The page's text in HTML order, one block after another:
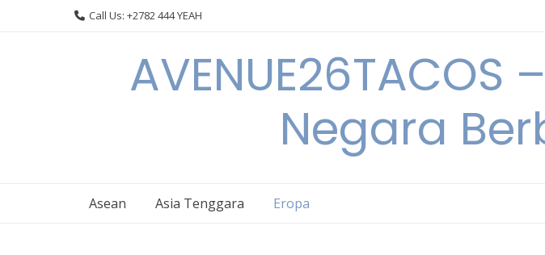
Call Us: +2782 444 YEAH
Negara
Asean Asia Tenggara Eropa